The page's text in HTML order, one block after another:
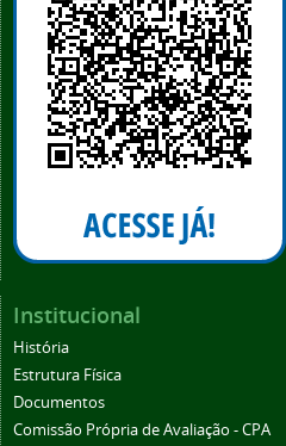
Institucional
História
Estrutura Física
Documentos
Comissão Própria de Avaliação - CPA